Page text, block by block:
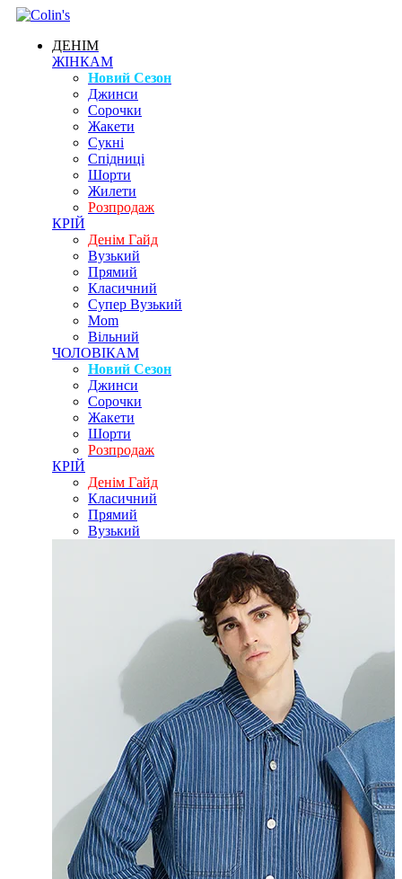
ДЕНІМ
ЖІНКАМ
Новий Сезон
Джинси
Сорочки
Жакети
Сукні
Спідниці
Шорти
Жилети
Розпродаж
КРІЙ
Денім Гайд
Вузький
Прямий
Класичний
Супер Вузький
Mom
Вільний
ЧОЛОВІКАМ
Новий Сезон
Джинси
Сорочки
Жакети
Шорти
Розпродаж
КРІЙ
Денім Гайд
Класичний
Прямий
Вузький